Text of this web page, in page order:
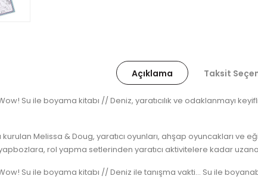
Açıklama Taksit
Su ile boyama kitabı // Deniz, yaratıcılık ve odaklanmayı
kurulan Melissa & Doug, yaratıcı oyunları, ahşap oyuncakları
rol yapma setlerinden yaratıcı aktivitelere kadar
Su ile boyama kitabı // Deniz ile tanışma vakti... Su ile